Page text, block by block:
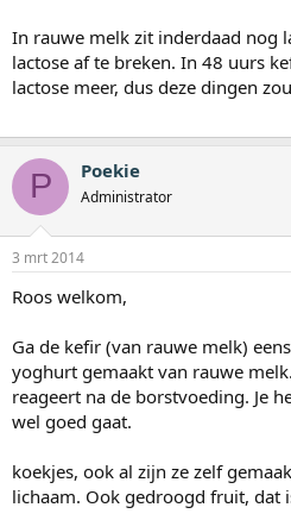
In rauwe melk zit inderdaad nog
lactose af te breken. In 48 uurs
lactose meer, dus deze dingen
P Poekie
Administrator
3 mrt 2014
Roos welkom,
Ga de kefir (van rauwe melk)
yoghurt gemaakt van rauwe
reageert na de borstvoeding. Je
wel goed gaat.
koekjes, ook al zijn ze zelf
lichaam. Ook gedroogd fruit, dat